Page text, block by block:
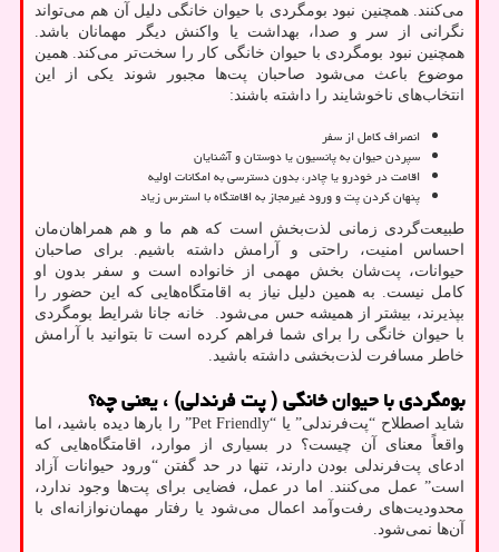
می‌کنند. همچنین نبود بومگردی با حیوان خانگی دلیل آن هم می‌تواند
نگرانی از سر و صدا، بهداشت یا واکنش دیگر مهمانان باشد.
همچنین نبود بومگردی با حیوان خانگی کار را سخت‌تر می‌کند. همین
موضوع باعث می‌شود صاحبان پت‌ها مجبور شوند یکی از این
انتخاب‌های ناخوشایند را داشته باشند:
انصراف کامل از سفر
سپردن حیوان به پانسیون یا دوستان و آشنایان
اقامت در خودرو یا چادر، بدون دسترسی به امکانات اولیه
پنهان کردن پت و ورود غیرمجاز به اقامتگاه با استرس زیاد
طبیعت‌گردی زمانی لذت‌بخش است که هم ما و هم همراهان‌مان
احساس امنیت، راحتی و آرامش داشته باشیم. برای صاحبان
حیوانات، پت‌شان بخش مهمی از خانواده است و سفر بدون او
کامل نیست. به همین دلیل نیاز به اقامتگاه‌هایی که این حضور را
بپذیرند، بیشتر از همیشه حس می‌شود. خانه جانا شرایط بومگردی
با حیوان خانگی را برای شما فراهم کرده است تا بتوانید با آرامش
خاطر مسافرت لذت‌بخشی داشته باشید.
بومگردی با حیوان خانگی ( پت فرندلی) ، یعنی چه؟
شاید اصطلاح “پت‌فرندلی” یا “Pet Friendly” را بارها دیده باشید، اما
واقعاً معنای آن چیست؟ در بسیاری از موارد، اقامتگاه‌هایی که
ادعای پت‌فرندلی بودن دارند، تنها در حد گفتن “ورود حیوانات آزاد
است” عمل می‌کنند. اما در عمل، فضایی برای پت‌ها وجود ندارد،
محدودیت‌های رفت‌وآمد اعمال می‌شود یا رفتار مهمان‌نوازانه‌ای با
آن‌ها نمی‌شود.